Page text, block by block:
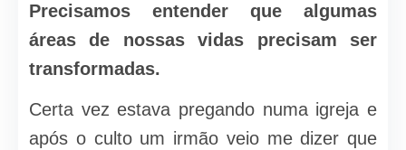
Precisamos entender que algumas
áreas de nossas vidas precisam ser
transformadas.
Certa vez estava pregando numa igreja e
após o culto um irmão veio me dizer que